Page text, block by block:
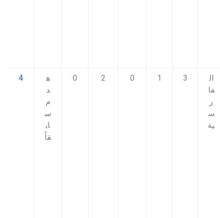
ال
فا
ر
س
ية
3
1
0
2
0
ه
د
م
س
اب
قاً
4